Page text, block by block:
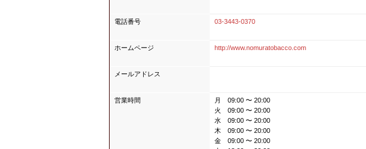
電話番号 03-3443-0370
ホームページ http://www.nomuratobacco.com
メールアドレス
営業時間
月 09:00 〜 20:00
火 09:00 〜 20:00
水 09:00 〜 20:00
木 09:00 〜 20:00
金 09:00 〜 20:00